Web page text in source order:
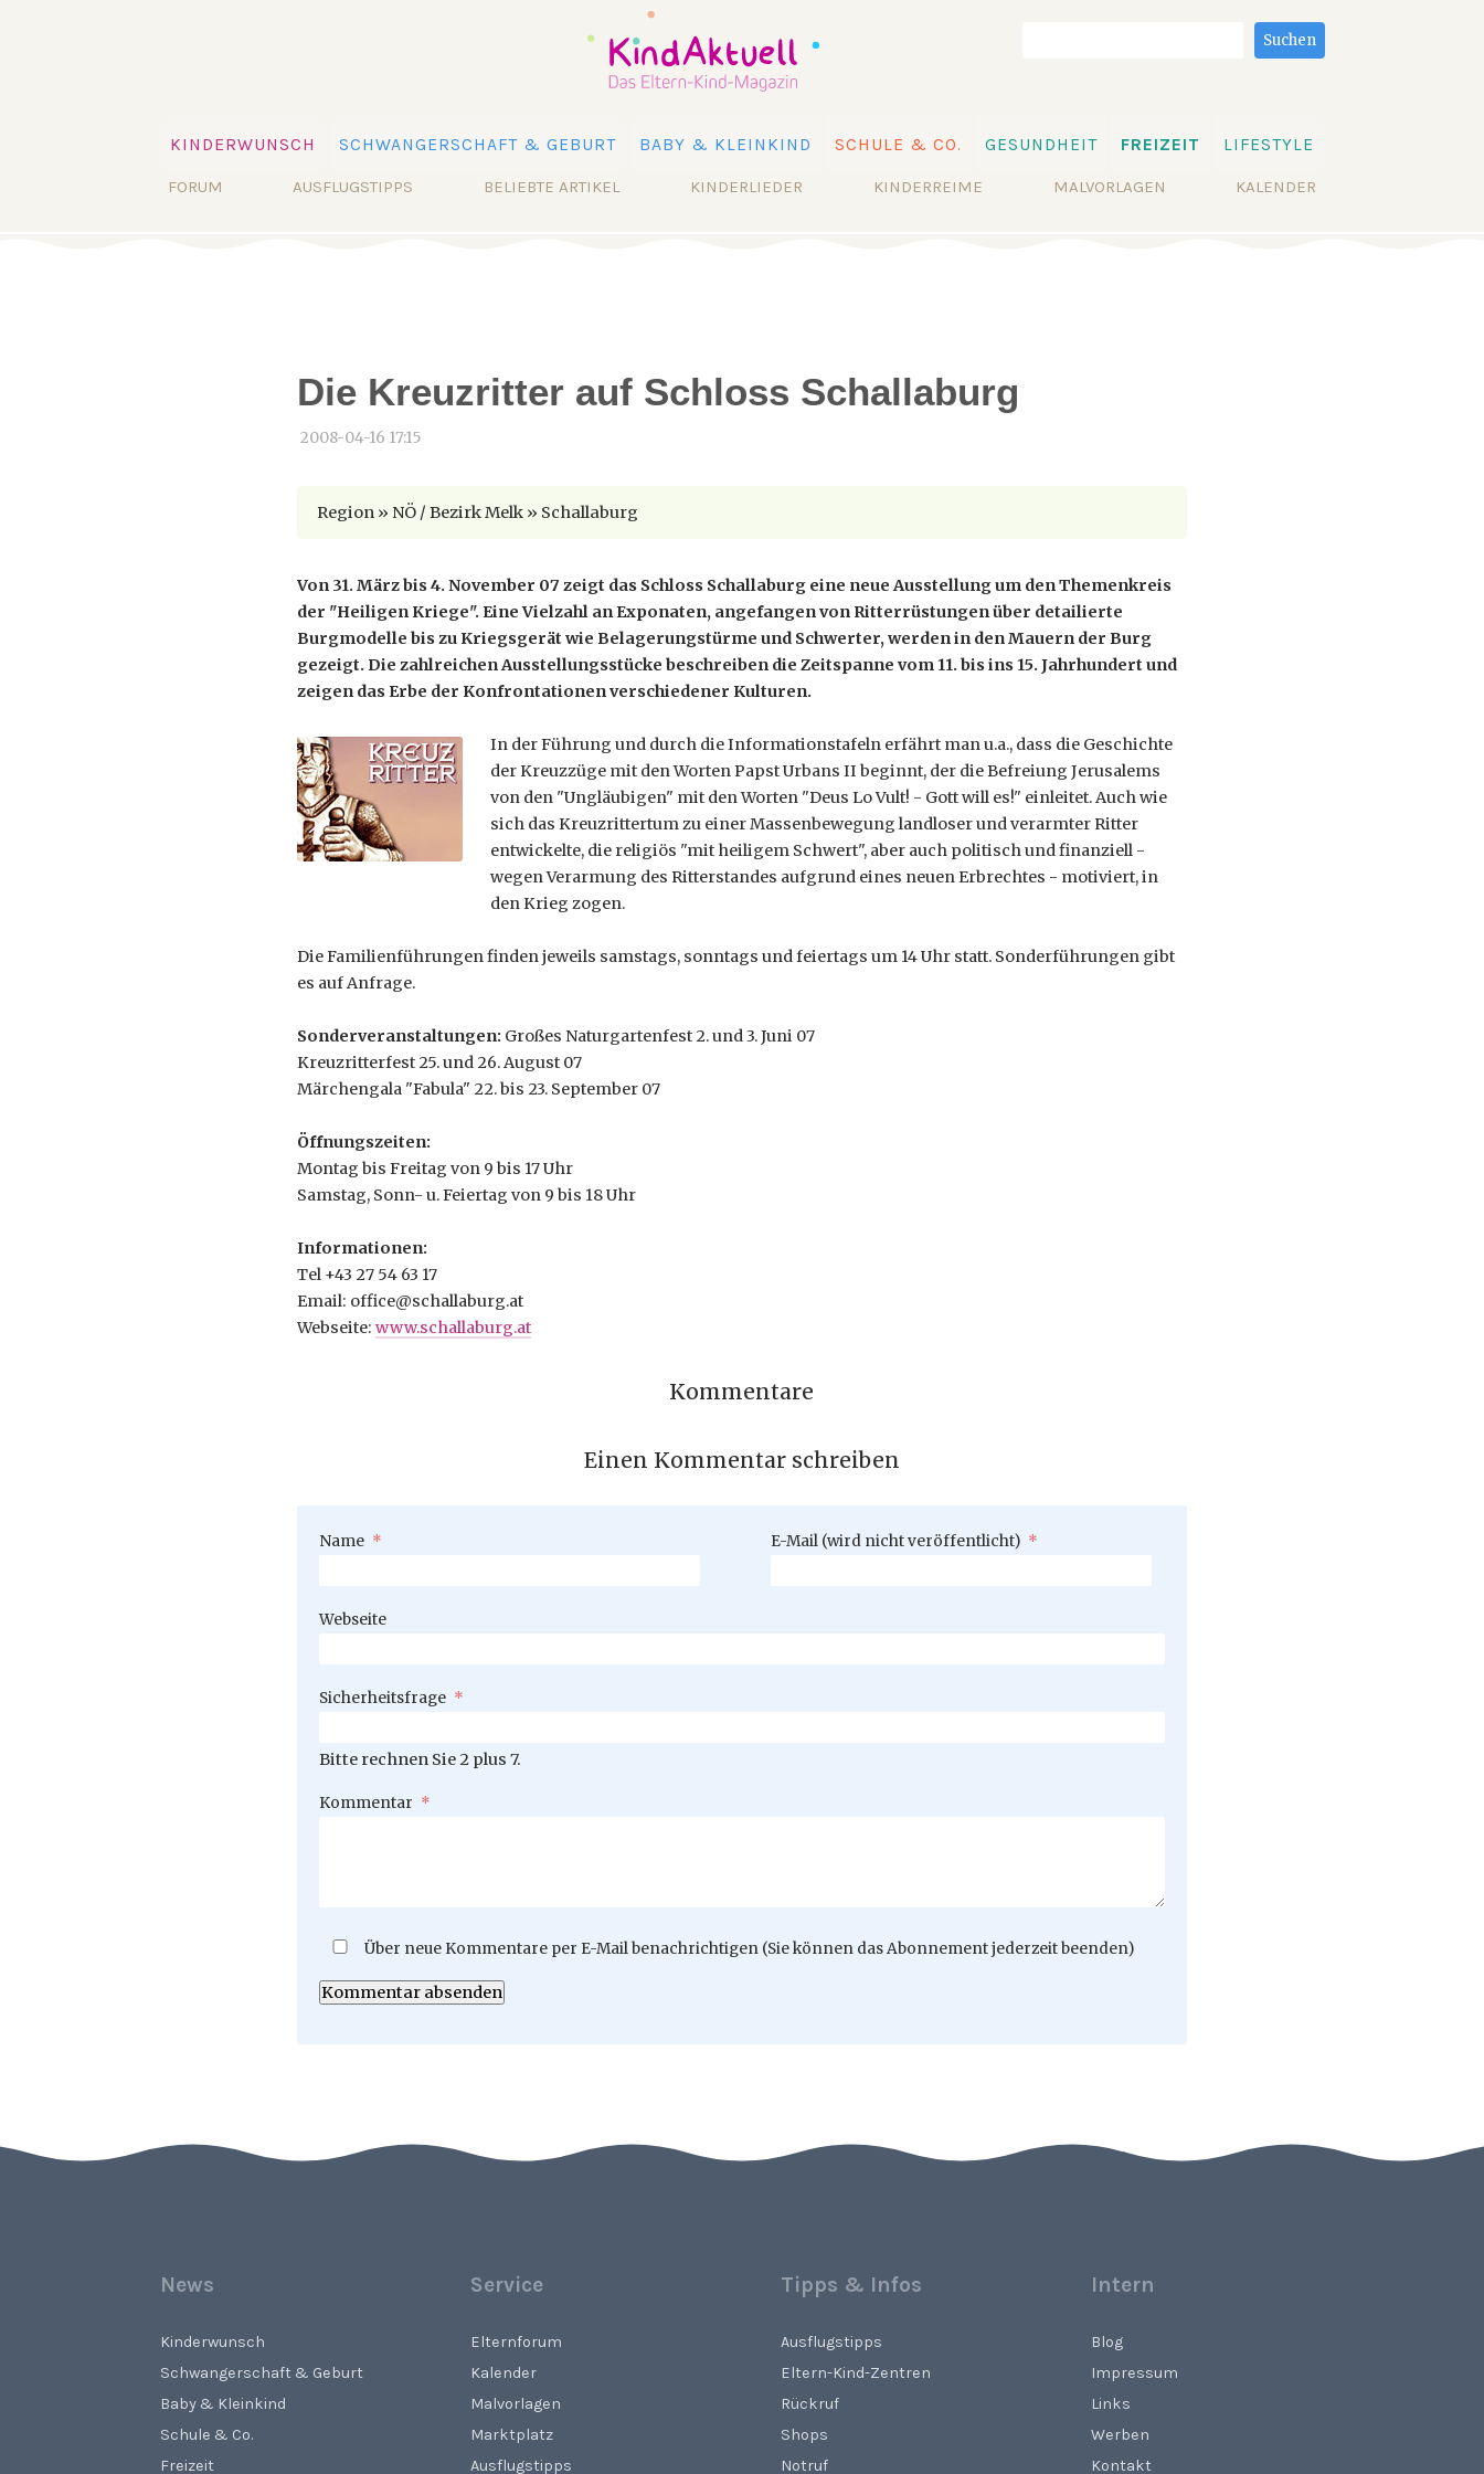
überspringen
KINDERWUNSCH SCHWANGERSCHAFT & GEBURT BABY & KLEINKIND SCHULE & CO. GESUNDHEIT FREIZEIT LIFESTYLE
Navigation
FORUM AUSFLUGSTIPPS BELIEBTE ARTIKEL KINDERLIEDER KINDERREIME MALVORLAGEN KALENDER
Suchen
Die Kreuzritter auf Schloss Schallaburg
2008-04-16 17:15
Region » NÖ / Bezirk Melk » Schallaburg
Von 31. März bis 4. November 07 zeigt das Schloss Schallaburg eine neue Ausstellung um den Themenkreis
der "Heiligen Kriege". Eine Vielzahl an Exponaten, angefangen von Ritterrüstungen über detailierte
Burgmodelle bis zu Kriegsgerät wie Belagerungstürme und Schwerter, werden in den Mauern der Burg
gezeigt. Die zahlreichen Ausstellungsstücke beschreiben die Zeitspanne vom 11. bis ins 15. Jahrhundert und
zeigen das Erbe der Konfrontationen verschiedener Kulturen.
In der Führung und durch die Informationstafeln erfährt man u.a., dass die Geschichte
der Kreuzzüge mit den Worten Papst Urbans II beginnt, der die Befreiung Jerusalems
von den "Ungläubigen" mit den Worten "Deus Lo Vult! - Gott will es!" einleitet. Auch wie
sich das Kreuzrittertum zu einer Massenbewegung landloser und verarmter Ritter
entwickelte, die religiös "mit heiligem Schwert", aber auch politisch und finanziell -
wegen Verarmung des Ritterstandes aufgrund eines neuen Erbrechtes - motiviert, in
den Krieg zogen.
Die Familienführungen finden jeweils samstags, sonntags und feiertags um 14 Uhr statt. Sonderführungen gibt
es auf Anfrage.
Sonderveranstaltungen: Großes Naturgartenfest 2. und 3. Juni 07
Kreuzritterfest 25. und 26. August 07
Märchengala "Fabula" 22. bis 23. September 07
Öffnungszeiten:
Montag bis Freitag von 9 bis 17 Uhr
Samstag, Sonn- u. Feiertag von 9 bis 18 Uhr
Informationen:
Tel +43 27 54 63 17
Email: office@schallaburg.at
Webseite: www.schallaburg.at
Kommentare
Einen Kommentar schreiben
Pflichtfeld
Name * Pflichtfeld
E-Mail (wird nicht veröffentlicht) *
Webseite
Pflichtfeld
Sicherheitsfrage *
Bitte rechnen Sie 2 plus 7.
Pflichtfeld
Kommentar *
Über neue Kommentare per E-Mail benachrichtigen (Sie können das Abonnement jederzeit beenden)
Kommentar absenden
News
Kinderwunsch
Schwangerschaft & Geburt
Baby & Kleinkind
Schule & Co.
Freizeit
Service
Elternforum
Kalender
Malvorlagen
Marktplatz
Ausflugstipps
Tipps & Infos
Ausflugstipps
Eltern-Kind-Zentren
Rückruf
Shops
Notruf
Intern
Blog
Impressum
Links
Werben
Kontakt